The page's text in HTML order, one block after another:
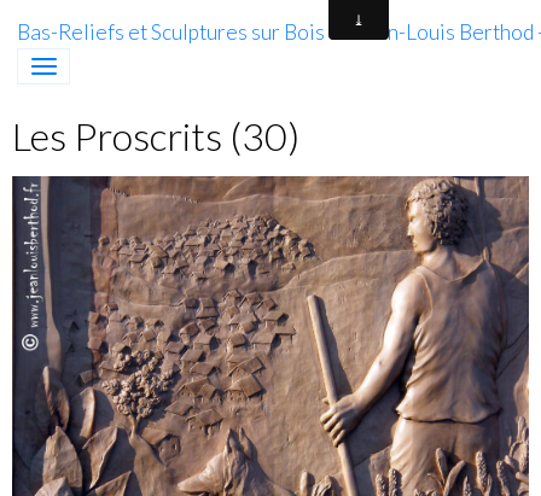
Bas-Reliefs et Sculptures sur Bois de Jean-Louis Berthod
Les Proscrits (30)